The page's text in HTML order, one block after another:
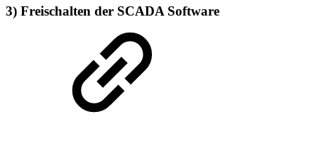
3) Freischalten der SCADA Software